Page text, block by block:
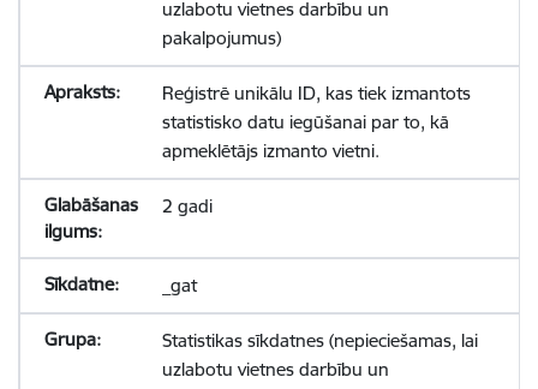
uzlabotu vietnes darbību un
pakalpojumus)
Reģistrē unikālu ID, kas tiek izmantots
statistisko datu iegūšanai par to, kā
apmeklētājs izmanto vietni.
2 gadi
_gat
Statistikas sīkdatnes (nepieciešamas, lai
uzlabotu vietnes darbību un